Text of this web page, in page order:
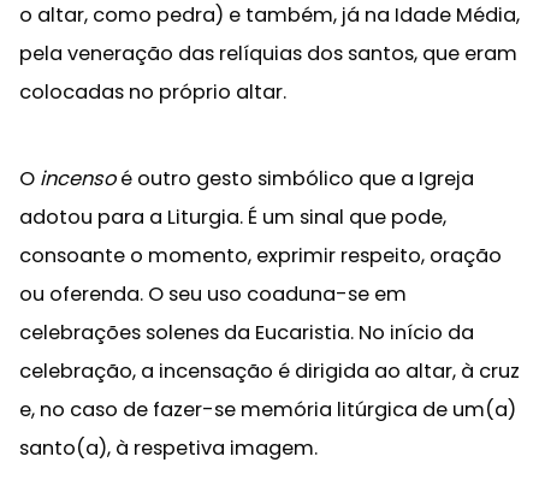
o altar, como pedra) e também, já na Idade Média,
pela veneração das relíquias dos santos, que eram
colocadas no próprio altar.
O incensoé outro gesto simbólico que a Igreja
adotou para a Liturgia. É um sinal que pode,
consoante o momento, exprimir respeito, oração
ou oferenda. O seu uso coaduna-se em
celebrações solenes da Eucaristia. No início da
celebração, a incensação é dirigida ao altar, à cruz
e, no caso de fazer-se memória litúrgica de um(a)
santo(a), à respetiva imagem.